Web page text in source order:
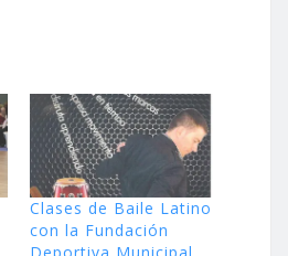
Clases de Baile Latino
con la Fundación